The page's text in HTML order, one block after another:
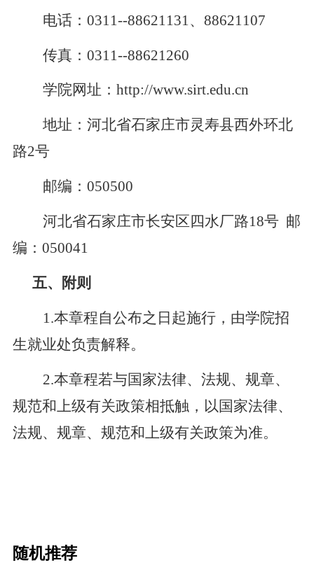
电话：0311--88621131、88621107
传真：0311--88621260
学院网址：http://www.sirt.edu.cn
地址：河北省石家庄市灵寿县西外环北
路2号
邮编：050500
河北省石家庄市长安区四水厂路18号 邮
编：050041
五、附则
1.本章程自公布之日起施行，由学院招
生就业处负责解释。
2.本章程若与国家法律、法规、规章、
规范和上级有关政策相抵触，以国家法律、
法规、规章、规范和上级有关政策为准。
随机推荐